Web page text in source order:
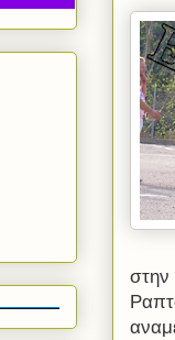
στην